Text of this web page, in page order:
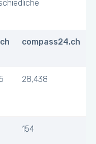
compass24.ch
28,438
154